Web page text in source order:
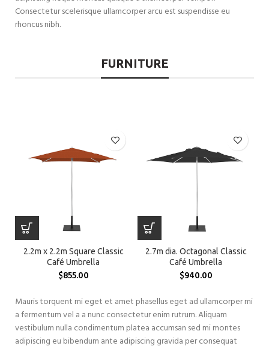
Consectetur scelerisque ullamcorper arcu est suspendisse eu
rhoncus nibh.
FURNITURE
2.2m x 2.2m Square Classic
Café Umbrella
$855.00
2.7m dia. Octagonal Classic
Café Umbrella
$940.00
Mauris torquent mi eget et amet phasellus eget ad ullamcorper mi
a fermentum vel a a nunc consectetur enim rutrum. Aliquam
vestibulum nulla condimentum platea accumsan sed mi montes
adipiscing eu bibendum ante adipiscing gravida per consequat